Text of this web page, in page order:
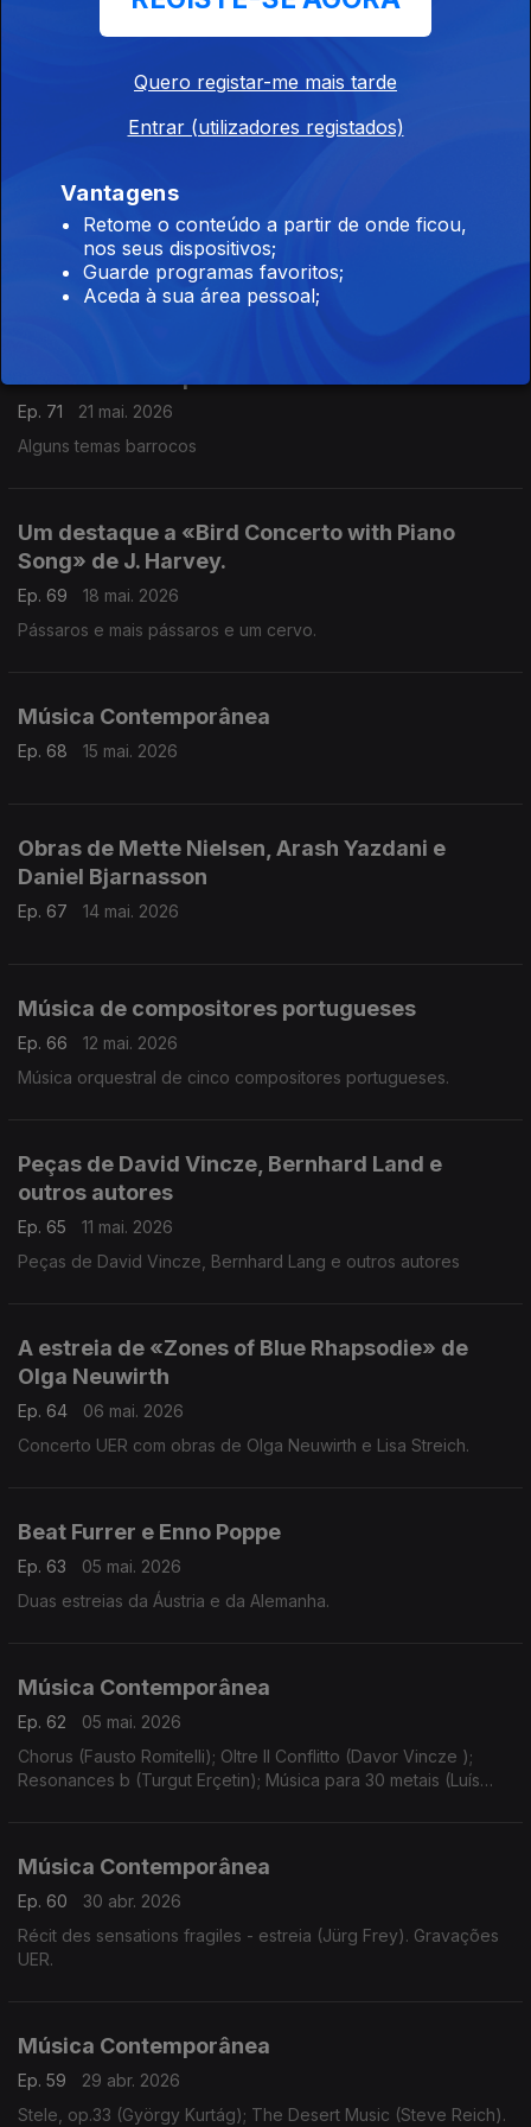
Três obras escutadas no festival Sonic Matter
26 mai. 2026
Pierre André Valade.
Música Contemporânea
25 mai. 2026
March of Lies (Maria Faust). Gravações UER.
Ep. 71
21 mai. 2026
Alguns temas barrocos
Um destaque a «Bird Concerto with Piano
Song» de J. Harvey.
Ep. 69
18 mai. 2026
Pássaros e mais pássaros e um cervo.
Música Contemporânea
Ep. 68 15 mai. 2026
Obras de Mette Nielsen, Arash Yazdani e
Daniel Bjarnasson
Ep. 67 14 mai. 2026
Música de compositores portugueses
Ep. 66
12 mai. 2026
Música orquestral de cinco compositores portugueses.
Peças de David Vincze, Bernhard Land e
outros autores
Ep. 65
11 mai. 2026
Peças de David Vincze, Bernhard Lang e outros autores
A estreia de «Zones of Blue Rhapsodie» de
Olga Neuwirth
Ep. 64
06 mai. 2026
Concerto UER com obras de Olga Neuwirth e Lisa Streich.
Beat Furrer e Enno Poppe
Ep. 63
05 mai. 2026
Duas estreias da Áustria e da Alemanha.
Música Contemporânea
Ep. 62
05 mai. 2026
Chorus (Fausto Romitelli); Oltre Il Conflitto (Davor Vincze );
Resonances b (Turgut Erçetin); Música para 30 metais (Luís
Música Contemporânea
Ep. 60
30 abr. 2026
Récit des sensations fragiles - estreia (Jürg Frey). Gravações
UER.
Música Contemporânea
Ep. 59
29 abr. 2026
Stele, op.33 (György Kurtág); The Desert Music (Steve Reich).
Quero registar-me mais tarde
Entrar (utilizadores registados)
Vantagens
Retome o conteúdo a partir de onde ficou,
nos seus dispositivos;
Guarde programas favoritos;
Aceda à sua área pessoal;